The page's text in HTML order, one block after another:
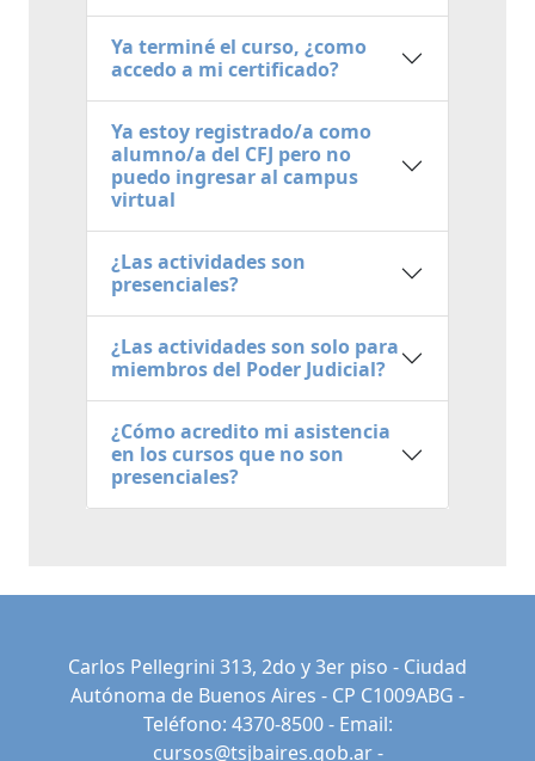
Ya terminé el curso, ¿como
accedo a mi certificado?
Ya estoy registrado/a como
alumno/a del CFJ pero no
puedo ingresar al campus
virtual
¿Las actividades son
presenciales?
¿Las actividades son solo para
miembros del Poder Judicial?
¿Cómo acredito mi asistencia
en los cursos que no son
presenciales?
Carlos Pellegrini 313, 2do y 3er piso - Ciudad
Autónoma de Buenos Aires - CP C1009ABG -
Teléfono: 4370-8500 - Email:
cursos@tsjbaires.gob.ar-